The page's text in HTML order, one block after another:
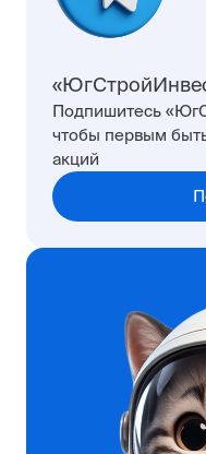
Подпишитесь
чтобы первым
акций